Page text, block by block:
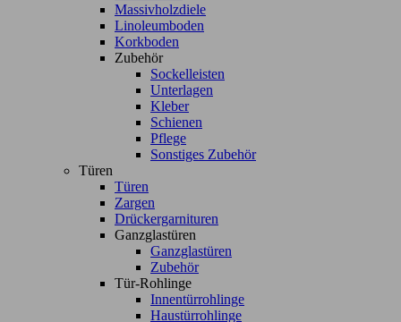
Massivholzdiele
Linoleumboden
Korkboden
Zubehör
Sockelleisten
Unterlagen
Kleber
Schienen
Pflege
Sonstiges Zubehör
Türen
Türen
Zargen
Drückergarnituren
Ganzglastüren
Ganzglastüren
Zubehör
Tür-Rohlinge
Innentürrohlinge
Haustürrohlinge